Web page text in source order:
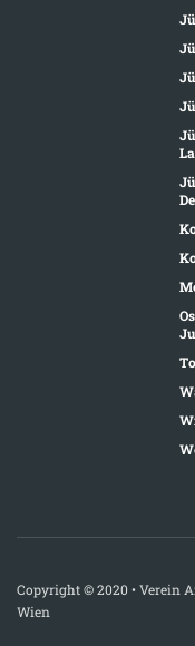
Copyright © 2020 • Verein
Wien